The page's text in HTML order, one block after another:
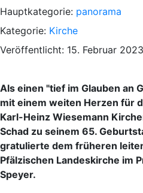
Hauptkategorie: panorama
Kategorie: Kirche
Veröffentlicht: 15. Februar 2023
Als einen "tief im Glauben an
mit einem weiten Herzen für
Karl-Heinz Wiesemann
Schad zu seinem 65.
gratulierte dem früheren
Pfälzischen Landeskirche im
Speyer.